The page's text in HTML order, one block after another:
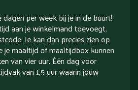
per week bij je in de buurt!
aan je winkelmand toevoegt,
Je kan dan precies zien op
maaltijd of maaltijdbox kunnen
van vier uur. Één dag voor
van 1,5 uur waarin jouw